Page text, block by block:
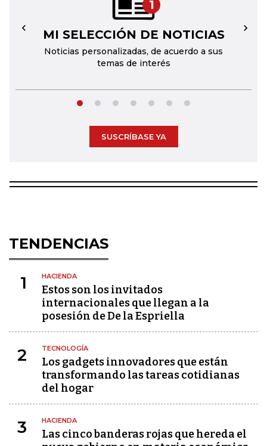
1
MI SELECCIÓN DE NOTICIAS
Noticias personalizadas, de acuerdo a sus
temas de interés
← →
SUSCRÍBASE YA
TENDENCIAS
1 HACIENDA
Estos son los invitados
internacionales que llegan a la
posesión de De la Espriella
2 TECNOLOGÍA
Los gadgets innovadores que están
transformando las tareas cotidianas
del hogar
3 HACIENDA
Las cinco banderas rojas que hereda el